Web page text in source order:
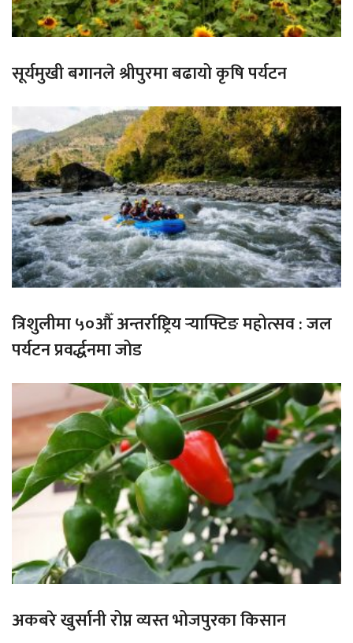
सूर्यमुखी बगानले श्रीपुरमा बढायो कृषि पर्यटन
त्रिशुलीमा ५०औँ अन्तर्राष्ट्रिय र्‍याफ्टिङ महोत्सव : जल
पर्यटन प्रवर्द्धनमा जोड
अकबरे खुर्सानी रोप्न व्यस्त भोजपुरका किसान